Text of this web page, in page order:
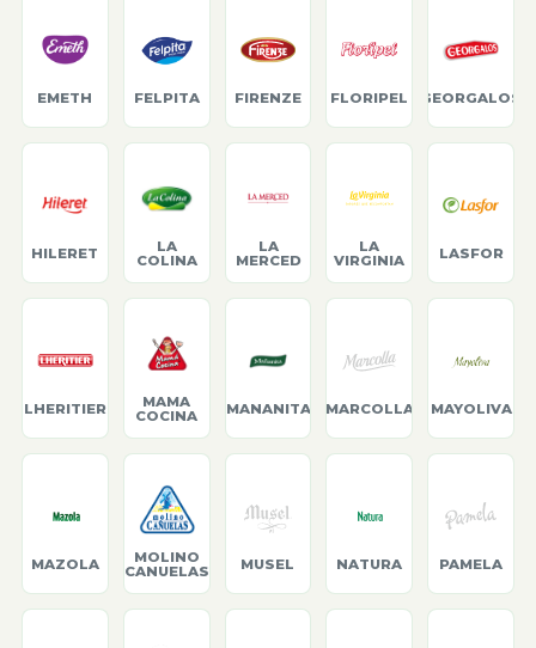
EMETH FELPITA FIRENZE FLORIPEL GEORGALOS
HILERET
LA
COLINA
LA
MERCED
LA
VIRGINIA
LASFOR
LHERITIER
MAMA
COCINA
MANANITA MARCOLLA MAYOLIVA
MAZOLA
MOLINO
CANUELAS
MUSEL NATURA PAMELA